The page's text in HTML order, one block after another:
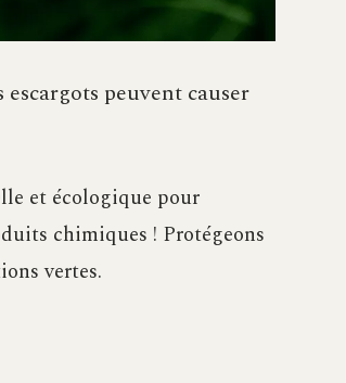
peuvent causer
et écologique pour
chimiques ! Protégeons
vertes.